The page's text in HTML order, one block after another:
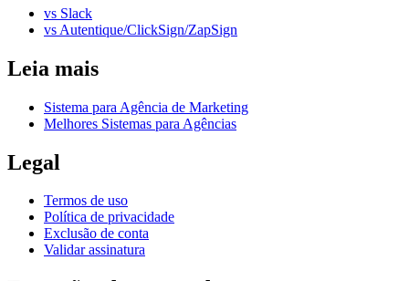
vs Slack
vs Autentique/ClickSign/ZapSign
Leia mais
Sistema para Agência de Marketing
Melhores Sistemas para Agências
Legal
Termos de uso
Política de privacidade
Exclusão de conta
Validar assinatura